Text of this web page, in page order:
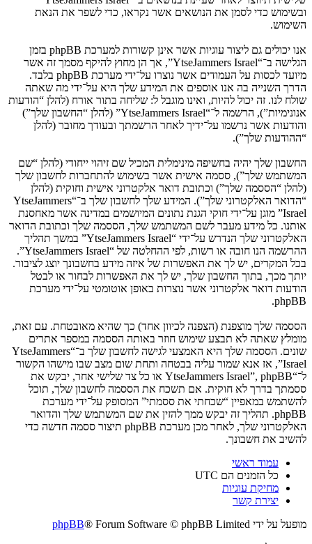
ובשימוש כדי לסמן את הנושאים אשר נקראו, כדי לשפר את הנאת
השימוש.
אנו יכולים גם ליצור עוגיות אשר אינן קשורות למערכת phpBB בזמן
הגלישה ב־“YtseJammers Israel”, אך הן מחוץ להיקף מסמך זה אשר
מיועד לכסות על העמודים אשר נוצרו על־ידי מערכת phpBB בלבד.
הדרך השנייה בה אנו אוספים את המידע שלך היא על־ידי מה שאתה
שולח לנו. זה יכול להיות, ואינו מוגבל ל: שליחה בתור אורח (להלן “הודעות
אנונימיות”), הרשמה ל־“YtseJammers Israel” (להלן “החשבון שלך”)
והודעות אשר נרשמו על־ידיך לאחר הרשמתך ובעודך מחובר (להלן
“ההודעות שלך”).
החשבון שלך יהיה בחשיפה מינימלית המכיל שם זיהוי ייחודי (להלן “שם
המשתמש שלך”), ססמה אישית אשר בשימוש להתחברות לחשבון שלך
(להלן “הססמה שלך”) וכתובת דואר אלקטרוני אישית וחוקית (להלן
“הדואר האלקטרוני שלך”). המידע שלך לחשבון שלך ב־“YtseJammers
Israel” מוגן על־ידי חוקי הגנת נתונים המיושמים במדינה אשר מאחסנת
אותנו. כל מידע מעבר לשם המשתמש שלך, הססמה שלך וכתובת הדואר
האלקטרוני שלך הנדרש על־ידי “YtseJammers Israel” במשך תהליך
ההרשמה הנו חובה או רשות, לפי ההחלטה של “YtseJammers Israel”.
בכל המקרים, יש לך את האפשרות של איזה מידע בחשבונך יוצג לציבור.
יותך מכך, בתוך החשבון שלך, יש לך את האפשרות לבחור או לבטל
הודעות דואר אלקטרוני אשר נוצרות באופן אוטומטי על־ידי מערכת
phpBB.
הססמה שלך מוצפנת (הצפנה לכיוון אחד) כך שהיא מאובטחת. עם זאת,
מומלץ שאתה לא תבצע שימוש חוזר באותה הססמה במספר אתרים
שונים. הססמה שלך היא האמצעי לגישה לחשבון שלך ב־“YtseJammers
Israel”, אז אנא שמור עליה בבטחה ותחת שום מצב שבו מישהו הקשור
ל־“YtseJammers Israel”, phpBB או כל צד שלישי אחר, יבקש את
ססמתך בדרך לא חוקית. אם תשכח את הססמה לחשבון שלך, תוכל
להשתמש במאפיין “שכחתי את ססמתי” המסופק על־ידי מערכת
phpBB. תהליך זה יבקש ממך להזין את שם המשתמש שלך והדואר
האלקטרוני שלך, לאחר מכן מערכת phpBB תיצור ססמה חדשה כדי
להשיב את חשבונך.
עמוד ראשי
כל הזמנים הם UTC
מחיקת עוגיות
יצירת קשר
מופעל על ידי
phpBB® Forum Software © phpBB Limited